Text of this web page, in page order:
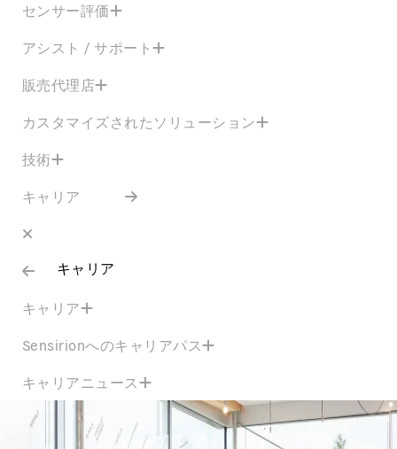
センサー評価
アシスト / サポート
販売代理店
カスタマイズされたソリューション
技術
キャリア
キャリア
キャリア
Sensirionへのキャリアパス
キャリアニュース